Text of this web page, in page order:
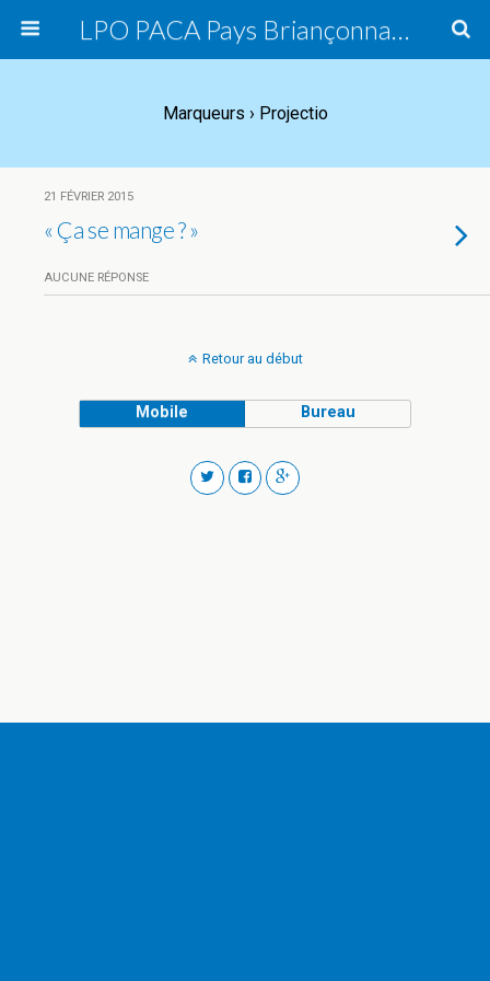
LPO PACA Pays Briançonnais, groupe local
Marqueurs › Projectio
21 FÉVRIER 2015
« Ça se mange ? »
AUCUNE RÉPONSE
Retour au début
Mobile Bureau